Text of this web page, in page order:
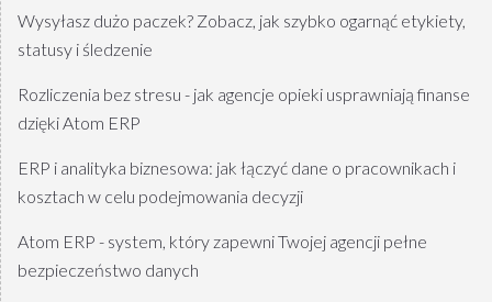
Wysyłasz dużo paczek? Zobacz, jak szybko ogarnąć etykiety,
statusy i śledzenie
Rozliczenia bez stresu - jak agencje opieki usprawniają finanse
dzięki Atom ERP
ERP i analityka biznesowa: jak łączyć dane o pracownikach i
kosztach w celu podejmowania decyzji
Atom ERP - system, który zapewni Twojej agencji pełne
bezpieczeństwo danych